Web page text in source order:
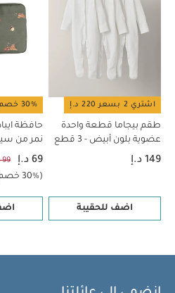
الأسد ليني
حلقة تسنين دائرية
بيور
اشتري 2 بسعر 220 د.إ
طقم بيجاما قطعة واحدة
عضوية بلون أبيض - 3 قطع
149 د.إ
اضف للحقيبة
30% خصم
حافظة
نمر من
69 د.إ 99 د.إ
(30% خصم)